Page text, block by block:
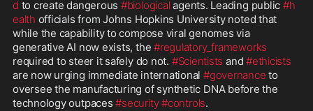
d to create dangerous #biological agents. Leading public #h
ealth officials from Johns Hopkins University noted that
while the capability to compose viral genomes via
generative AI now exists, the #regulatory_frameworks
required to steer it safely do not. #Scientists and #ethicists
are now urging immediate international #governance to
oversee the manufacturing of synthetic DNA before the
technology outpaces #security#controls.